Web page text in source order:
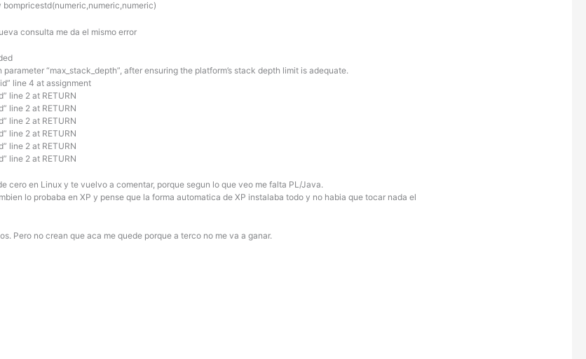
consulta me da el mismo error
“max_stack_depth”, after ensuring the platform’s stack depth limit is adequate.
line 4 at assignment
line 2 at RETURN
line 2 at RETURN
line 2 at RETURN
line 2 at RETURN
line 2 at RETURN
line 2 at RETURN
cero en Linux y te vuelvo a comentar, porque segun lo que veo me falta PL/Java.
lo probaba en XP y pense que la forma automatica de XP instalaba todo y no habia que tocar nada el
Pero no crean que aca me quede porque a terco no me va a ganar.